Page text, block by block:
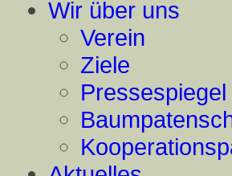
Wir über uns
Verein
Ziele
Pressespiegel